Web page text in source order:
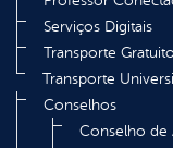
Serviços Digitais
Transporte
Transporte
Conselhos
Conselho de